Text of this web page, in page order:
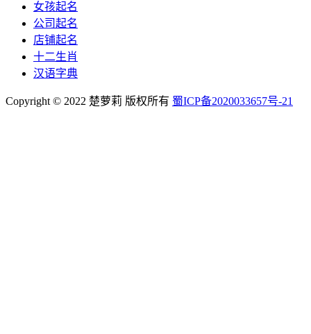
女孩起名
公司起名
店铺起名
十二生肖
汉语字典
Copyright © 2022 楚萝莉 版权所有 蜀ICP备2020033657号-21